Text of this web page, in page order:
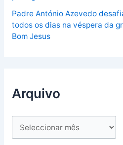
Padre António Azevedo
todos os dias na véspera da
Bom Jesus
Arquivo